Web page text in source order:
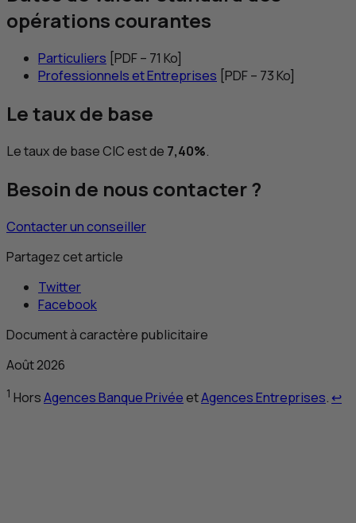
opérations courantes
Particuliers PDF– 71 Ko]
Professionnels et Entreprises PDF– 73Ko]
Le taux de base
Le taux de baseCICest de 7,40%.
Besoin de nous contacter ?
Contacter un conseiller
Partagez cet article
Twitter
Facebook
Document à caractère publicitaire
Août 2026
1 HorsAgences Banque PrivéeetAgences Entreprises. ↩